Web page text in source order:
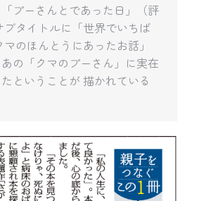
プーさんとであった日」（評
タイトルに「世界でいちば
のほんとうにあったお話」
の「クマのプーさん」に実在
ということが 描かれている